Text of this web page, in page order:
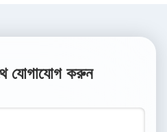
যোগাযোগ করুন